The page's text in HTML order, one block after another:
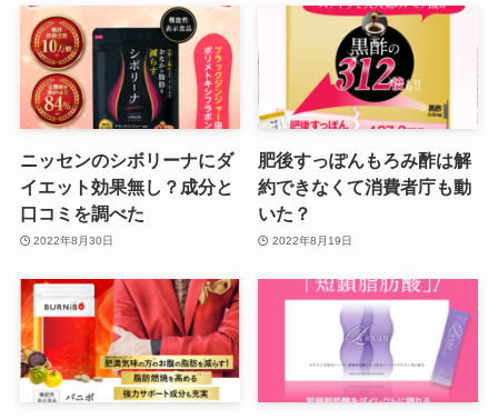
ニッセンのシボリーナにダ
イエット効果無し？成分と
口コミを調べた
2022年8月30日
肥後すっぽんもろみ酢は解
約できなくて消費者庁も動
いた？
2022年8月19日